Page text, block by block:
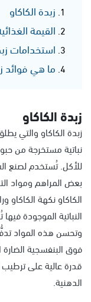
زبدة الكاكاو
القيمة
استخدامات
ما هي فوائد
زبدة الكاكاو
زبدة الكاكاو والتي
نباتية مستخرجة من
للأكل. تُستخدم لصنع
بعض المراهم ومواد
الكاكاو نكهة الكاكاو
النباتية الموجودة
وتحسن هذه المواد
فوق البنفسجية
قدرة عالية على ترطيب
الدهنية.